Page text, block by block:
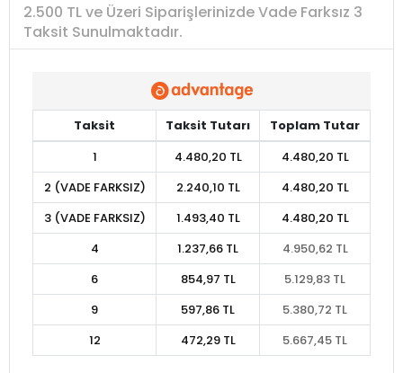
2.500 TL ve Üzeri Siparişlerinizde Vade Farksız 3
Taksit Sunulmaktadır.
Taksit Taksit Tutarı
Toplam Tutar
1
4.480,20 TL
4.480,20 TL
2 (VADE FARKSIZ)
2.240,10 TL
4.480,20 TL
3 (VADE FARKSIZ)
1.493,40 TL
4.480,20 TL
4
1.237,66 TL
4.950,62 TL
6
854,97 TL
5.129,83 TL
9
597,86 TL
5.380,72 TL
12
472,29 TL 5.667,45 TL